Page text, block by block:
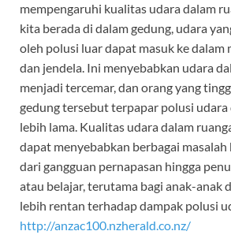
mempengaruhi kualitas udara dalam
kita berada di dalam gedung, udara
oleh polusi luar dapat masuk ke dalam
dan jendela. Ini menyebabkan udara
menjadi tercemar, dan orang yang
gedung tersebut terpapar polusi
lebih lama. Kualitas udara dalam
dapat menyebabkan berbagai masalah
dari gangguan pernapasan hingga
atau belajar, terutama bagi anak-anak
lebih rentan terhadap dampak polusi
http://anzac100.nzherald.co.nz/